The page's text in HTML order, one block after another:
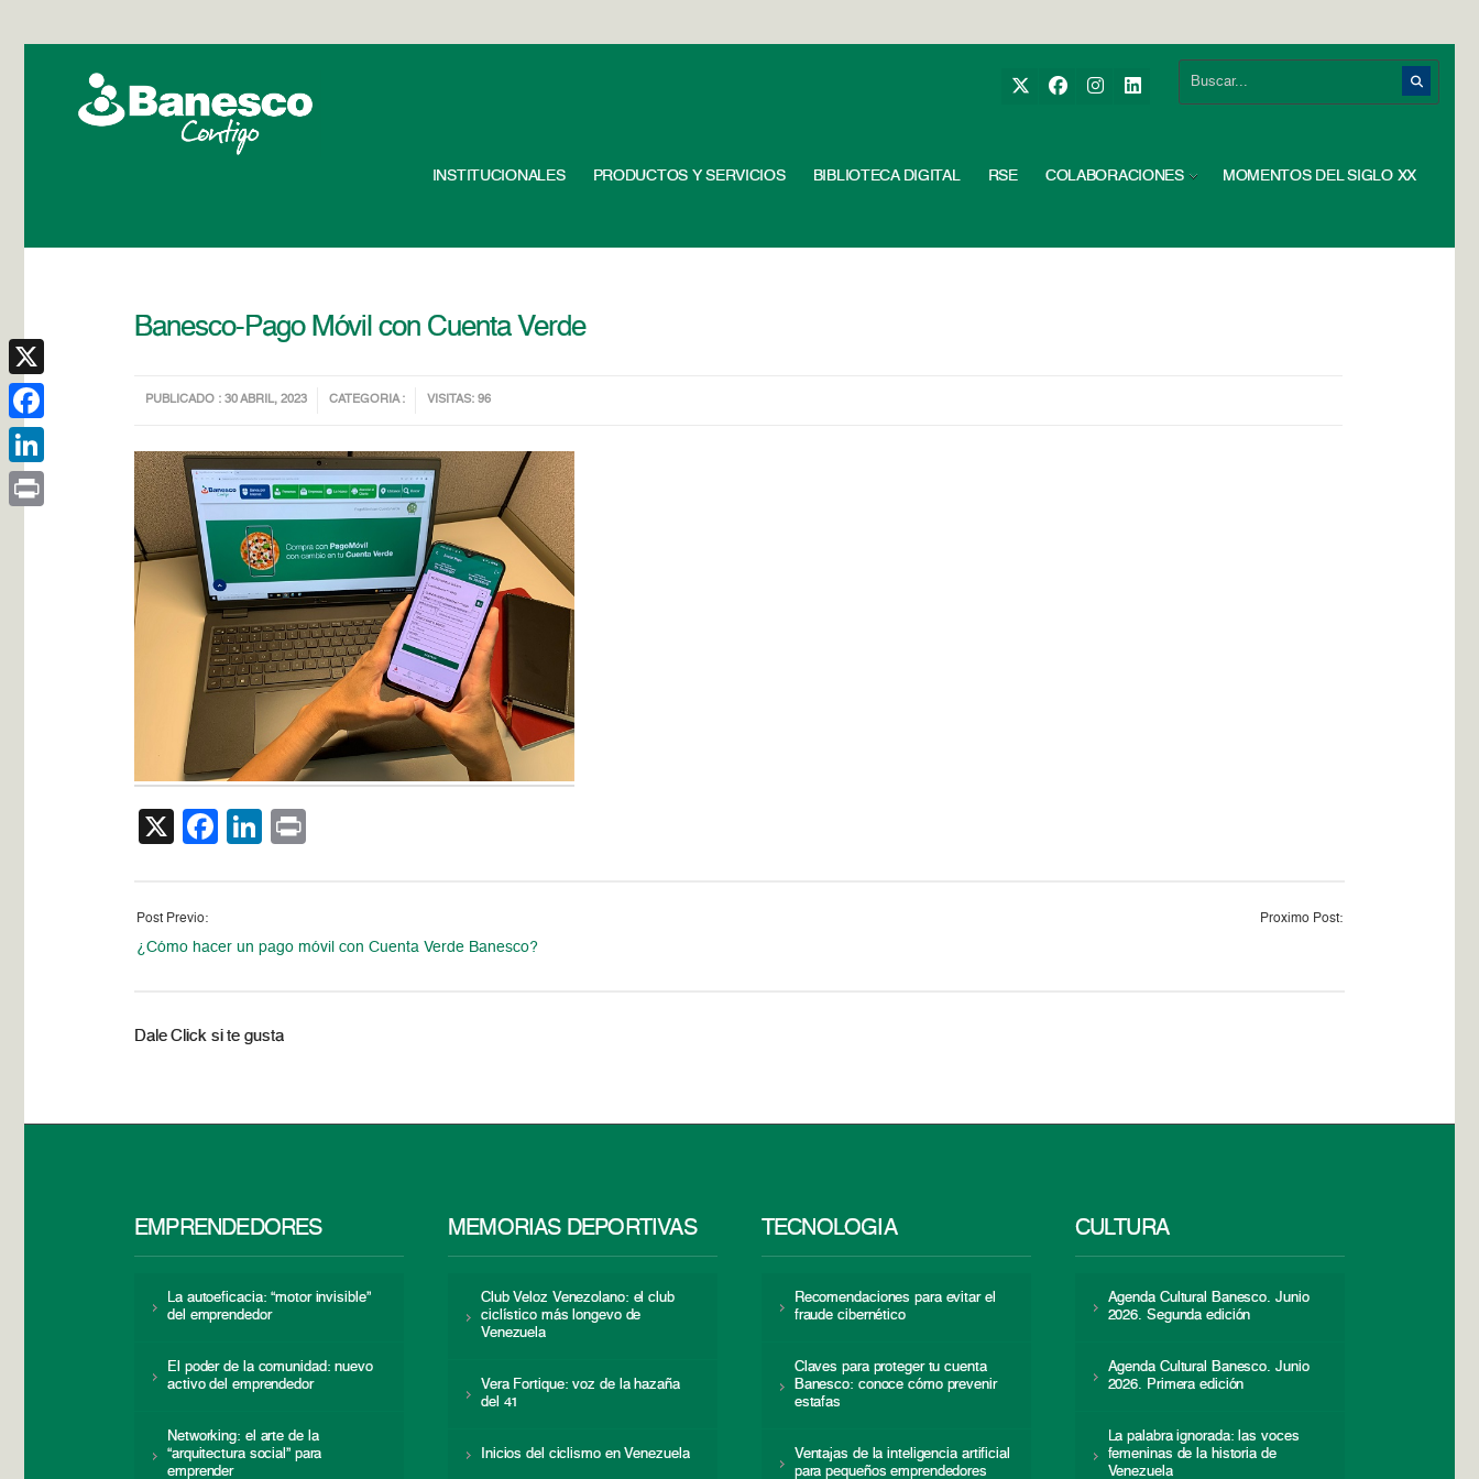
INSTITUCIONALES PRODUCTOS Y SERVICIOS BIBLIOTECA DIGITAL RSE COLABORACIONES MOMENTOS DEL SIGLO XX
Banesco-Pago Móvil con Cuenta Verde
PUBLICADO : 30 ABRIL, 2023 CATEGORIA : VISITAS: 96
X Facebook
LinkedIn
Post Previo:
¿Cómo hacer un pago móvil con Cuenta Verde Banesco?
Proximo Post:
Dale Click si te gusta
EMPRENDEDORES
La autoeficacia: “motor invisible”
del emprendedor
El poder de la comunidad: nuevo
activo del emprendedor
Networking: el arte de la
“arquitectura social” para
emprender
MEMORIAS DEPORTIVAS
Club Veloz Venezolano: el club
ciclístico más longevo de
Venezuela
Vera Fortique: voz de la hazaña
del 41
Inicios del ciclismo en Venezuela
TECNOLOGÍA
Recomendaciones para evitar el
fraude cibernético
Claves para proteger tu cuenta
Banesco: conoce cómo prevenir
estafas
Ventajas de la inteligencia artificial
para pequeños emprendedores
CULTURA
Agenda Cultural Banesco. Junio
2026. Segunda edición
Agenda Cultural Banesco. Junio
2026. Primera edición
La palabra ignorada: las voces
femeninas de la historia de
Venezuela
X
Facebook
LinkedIn